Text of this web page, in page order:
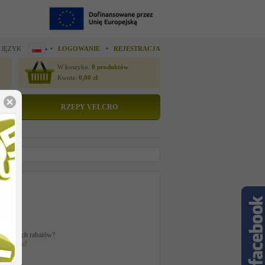
LOGOWANIE REJESTRACJA
W koszyku: 0 produktów
Kwota: 0,00 zł
RZEPY VELCRO
rabatów?
!